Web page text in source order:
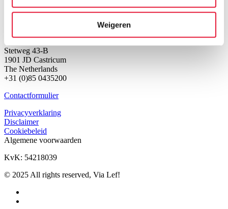
Weigeren
Stetweg 43-B
1901 JD Castricum
The Netherlands
+31 (0)85 0435200
Contactformulier
Privacyverklaring
Disclaimer
Cookiebeleid
Algemene voorwaarden
KvK: 54218039
© 2025 All rights reserved, Via Lef!